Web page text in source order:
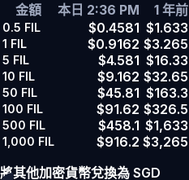
金額
本日 2:36 PM 1 年前
0.5 FIL $0.4581 $1.633
1 FIL $0.9162 $3.265
5 FIL $4.581 $16.33
10 FIL $9.162 $32.65
50 FIL $45.81 $163.3
100 FIL $91.62 $326.5
500 FIL $458.1 $1,633
1,000 FIL $916.2 $3,265
將其他加密貨幣兌換為 SGD